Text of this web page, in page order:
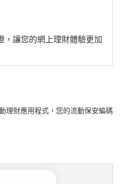
，讓您的網上理財體驗更加
理財應用程式，您的流動保安編碼